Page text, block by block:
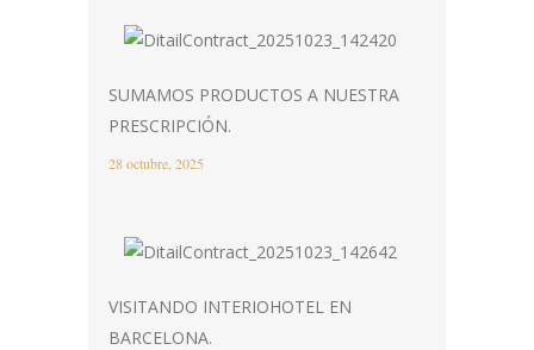
SUMAMOS PRODUCTOS A NUESTRA
PRESCRIPCIÓN.
28 octubre, 2025
VISITANDO INTERIOHOTEL EN
BARCELONA.